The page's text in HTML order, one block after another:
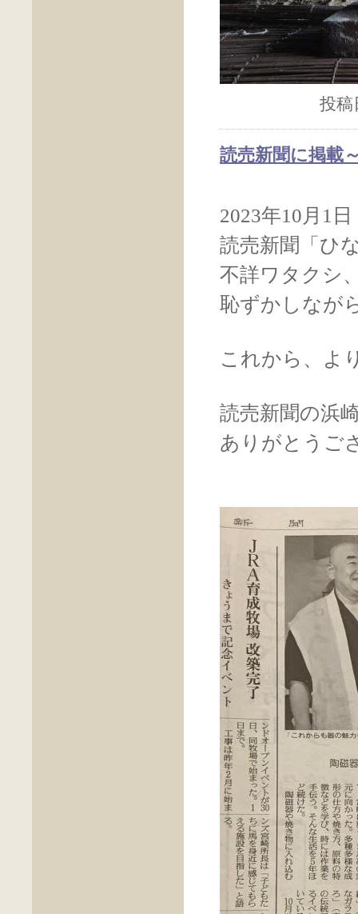
投稿
読売新聞に掲載
2023年10月1
読売新聞「ひ
不詳ワタクシ
恥ずかしなが
これから、よ
読売新聞の浜
ありがとうご